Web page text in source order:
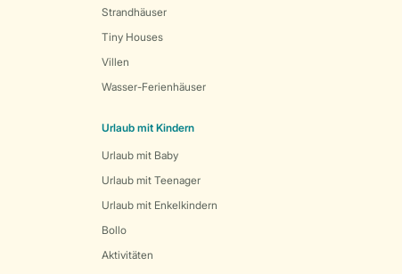
Strandhäuser
Tiny Houses
Villen
Wasser-Ferienhäuser
Urlaub mit Kindern
Urlaub mit Baby
Urlaub mit Teenager
Urlaub mit Enkelkindern
Bollo
Aktivitäten